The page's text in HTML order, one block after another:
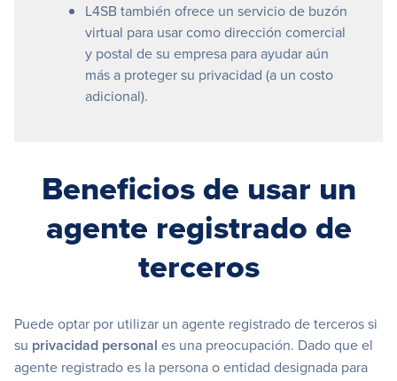
L4SB también ofrece un servicio de buzón
virtual para usar como dirección comercial
y postal de su empresa para ayudar aún
más a proteger su privacidad (a un costo
adicional).
Beneficios de usar un
agente registrado de
terceros
Puede optar por utilizar un agente registrado de terceros si
su privacidad personal es una preocupación. Dado que el
agente registrado es la persona o entidad designada para